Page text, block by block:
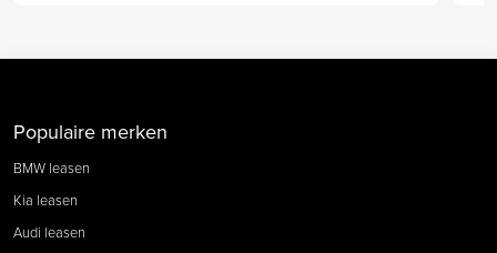
Populaire merken
BMW leasen
Kia leasen
Audi leasen